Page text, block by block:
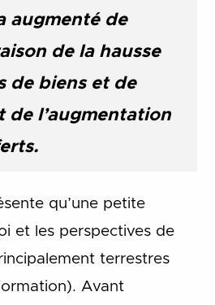
augmenté de
de la hausse
de biens et de
de l’augmentation
qu’une petite
et les perspectives de
terrestres
Avant